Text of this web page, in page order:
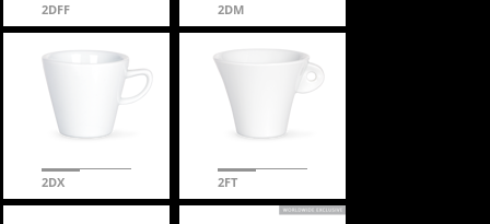
2DFF 2DM
2DX 2FT